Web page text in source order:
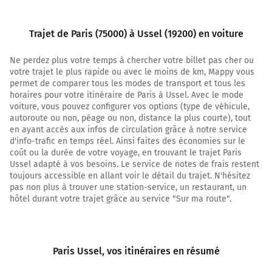
METZ
PÉRIPHÉRIQUE
PORTE DE BERCY
Parc Bercy
Quai de Bercy
Prendre à droite et rejoindre Quai de Bercy.
Continuer sur 280 mètres
PÉRIPHÉRIQUE
PTE DE BERCY
4,3 km
Trajet de Paris (75000) à Ussel (19200) en voiture
Ne perdez plus votre temps à chercher votre billet pas cher ou
votre trajet le plus rapide ou avec le moins de km, Mappy vous
permet de comparer tous les modes de transport et tous les
horaires pour votre itinéraire de Paris à Ussel. Avec le mode
voiture, vous pouvez configurer vos options (type de véhicule,
autoroute ou non, péage ou non, distance la plus courte), tout
en ayant accès aux infos de circulation grâce à notre service
d'info-trafic en temps réel. Ainsi faites des économies sur le
coût ou la durée de votre voyage, en trouvant le trajet Paris
Ussel adapté à vos besoins. Le service de notes de frais restent
toujours accessible en allant voir le détail du trajet. N'hésitez
pas non plus à trouver une station-service, un restaurant, un
hôtel durant votre trajet grâce au service "Sur ma route".
Paris Ussel, vos itinéraires en résumé